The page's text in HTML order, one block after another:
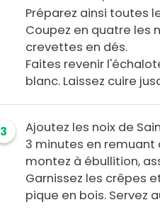
Préparez ainsi toutes
Coupez en quatre les
crevettes en dés.
Faites revenir
blanc. Laissez cuire
3
Ajoutez les noix de
3 minutes en
montez à ébullition,
Garnissez les crêpes
pique en bois. Servez